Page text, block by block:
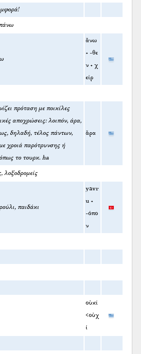
ἄνω
+ -θε
ν + χ
είρ
πρόταση με ποικίλες
αποχρώσεις: λοιπόν, άρα,
δηλαδή, τέλος πάντων,
χροιά παρότρυνσης ή
το τουρκ. ha
ἄρα
λοξοδρομείς
παιδάκι
yavr
u +
-όπο
ν
οὐκί
<οὐχ
ί